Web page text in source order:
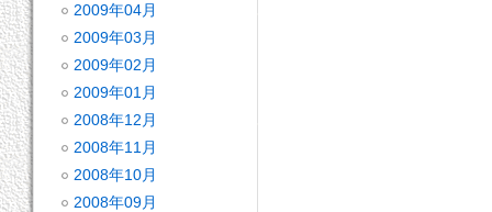
2009年04月
2009年03月
2009年02月
2009年01月
2008年12月
2008年11月
2008年10月
2008年09月